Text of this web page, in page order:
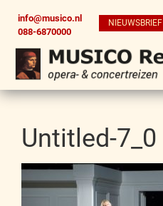
info@musico.nl
088-6870000
NIEUWSBRIEF
Untitled-7_0